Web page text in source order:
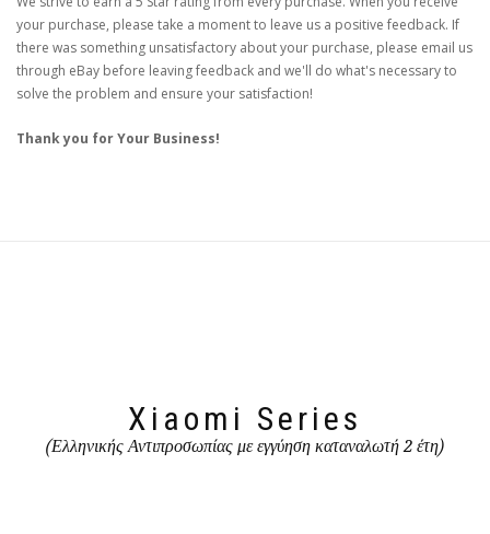
your purchase, please take a moment to leave us a positive feedback. If
there was something unsatisfactory about your purchase, please email us
through eBay before leaving feedback and we'll do what's necessary to
solve the problem and ensure your satisfaction!
Thank you for Your Business!
Xiaomi Series
(Ελληνικής Αντιπροσωπίας με εγγύηση καταναλωτή 2 έτη)